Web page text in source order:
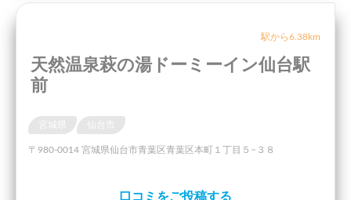
駅から6.38km
天然温泉萩の湯ドーミーイン仙台駅
前
〒980-0014 宮城県仙台市青葉区青葉区本町１丁目５−３８
口コミをご投稿する